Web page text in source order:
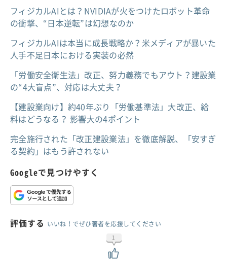
フィジカルAIとは？NVIDIAが火をつけたロボット革命
の衝撃、“日本逆転”は幻想なのか
フィジカルAIは本当に成長戦略か？米メディアが暴いた
人手不足日本における実装の必然
「労働安全衛生法」改正、努力義務でもアウト？建設業
の“4大盲点”、対応は大丈夫？
【建設業向け】約40年ぶり「労働基準法」大改正、給
料はどうなる？ 影響大の4ポイント
完全施行された「改正建設業法」を徹底解説、「安すぎ
る契約」はもう許されない
Googleで見つけやすく
評価する いいね！でぜひ著者を応援してください
1